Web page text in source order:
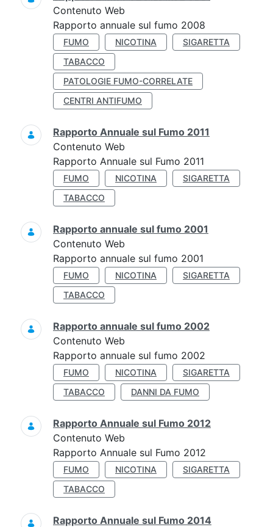
Contenuto Web
Rapporto annuale sul fumo 2008
FUMO NICOTINA
SIGARETTA
TABACCO
PATOLOGIE FUMO-CORRELATE
CENTRI ANTIFUMO
Rapporto Annuale sul Fumo 2011
Contenuto Web
Rapporto Annuale sul Fumo 2011
FUMO NICOTINA
SIGARETTA
TABACCO
Rapporto annuale sul fumo 2001
Contenuto Web
Rapporto annuale sul fumo 2001
FUMO NICOTINA
SIGARETTA
TABACCO
Rapporto annuale sul fumo 2002
Contenuto Web
Rapporto annuale sul fumo 2002
FUMO NICOTINA
SIGARETTA
TABACCO
DANNI DA FUMO
Rapporto Annuale sul Fumo 2012
Contenuto Web
Rapporto Annuale sul Fumo 2012
FUMO NICOTINA
SIGARETTA
TABACCO
Rapporto Annuale sul Fumo 2014